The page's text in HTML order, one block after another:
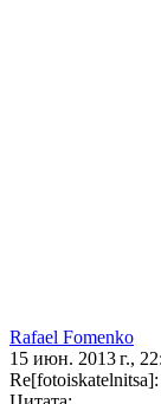
Rafael Fomenko
15 июн. 2013 г.,
Re[fotoiskatelnitsa]: